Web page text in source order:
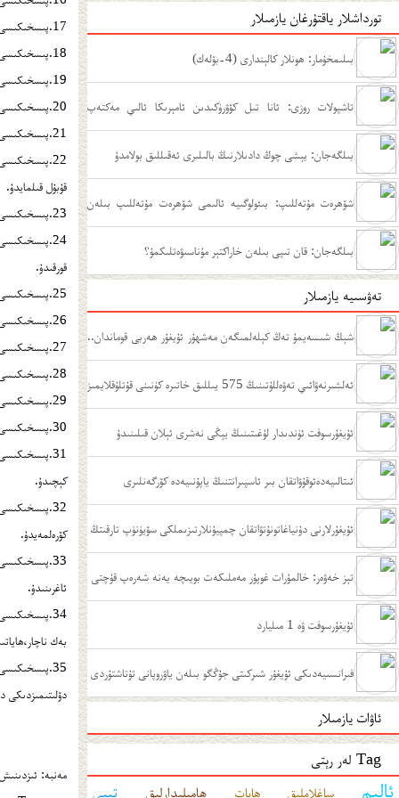
تورداشلار ياقتۇرغان يازمىلار
بىلىمخۇمار: ھونلار كالېندارى (4-بۆلەك)
تاشپولات روزى: ئانا تىل كۆۋرۈكىدىن ئامېرىكا ئالىي مەكتەپ
مۇدىرلىقىغىچەبىلگەجان: يېشى چوڭ دادىلارنىڭ بالىلىرى ئەقىللىق بولامدۇ
شۆھرەت مۇتەللىپ: بىئولوگىيە ئالىمى شۆھرەت مۇتەللىپ بىلەن
سۆھبەت بىلگەجان: قان تىپى بىلەن خاراكتېر مۇناسىۋەتلىكمۇ؟
تەۋسىيە يازمىلار
شېڭ شىسەيمۇ تەڭ كېلەلمىگەن مەشھۇر ئۇيغۇر ھەربى قوماندان..
. ئەلشىرنەۋائىي تەۋەللۇتىنىڭ 575 يىللىق خاتىرە كۈنىنى قۇتلۇقلايمىز
ﺋﯘﻳﻐﯘﺭﺳﻮﻓﺖ ﺋﯜﻧﺪﯨﺪﺍﺭ ﻟﯘﻏﯩﺘﯩﻨﯩﯔ ﻳﯧﯖﻰ ﻧﻪﺷﺮﻯ ﺋﯧﻼﻥ ﻗﯩﻠﯩﻨﯩﺪﯗ
ﺋﯩﺘﺎﻟﯩﻴﻪﺩﻩﺋﻮﻗﯘﯞﺍﺗﻘﺎﻥ ﺑﯩﺮ ﺋﺎﺳﭙﯩﺮﺍﻧﺘﻨﯩﯔ ﻳﺎﭘﯘﻧﯩﻴﻪﺩﻩ ﻛﯚﺭﮔﻪﻧﻠﯩﺮﻯ
ئۇيغۇرلارنى دۇنياغاتونۇتۋاتقان چمپيۇنلارتىزىملكى سۆيۈنۈپ تارقىتڭ
تېز خەۋەر: خالمۇرات غوپۇر مەملىكەت بويىچە يەنە شەرەپ قۇچتى
ئۇيغۇرسوفت ۋە 1 مىليارد
ﻓﯩﺮﺍﻧﺴﯩﻴﻪﺩﯨﻜﻰ ﺋﯘﻳﻐﯘﺭ ﺷﯩﺮﻛﯩﺘﻰ ﺟﯘﯕﮕﻮ ﺑﯩﻠﻪﻥ ﻳﺎﯞﺭﻭﭘﺎﻧﻰ ﺗﯘﺗﺎﺷﺘﯘﺭﺩﻯ
ئاۋات يازمىلار
Tag لەر رېتى
ئالىم ساغلاملىق ھايات ھامىلىدارلىق تىپى
17.پىسخىكىسى ساغلام بولسا،مېھرىبان ۋە ئاقكۆڭۈل بولىدۇ.ئەكسىچە بولسا،ھۇجۇم قىلىش قىلمىشى ئېغىر ھەم باشقىلارغا دۈشمەنلىك نەزىرى بىلەن قارايدۇ.
18.پىسخىكىسى ساغلام بولسا،باشقىلارغا كۆيۈنۈش ۋە باشقىلارنى ئاسىراشنى بىلىدۇ.ئەكسىچە بولسا،باشقىلارغا كۆڭۈل بۆلمەيدۇ،سوغۇق مۇئامىلە قىلىدۇ.
19.پىسخىكىسى ساغلام بولسا،ئىلاستىكىچانلىقى يۇقىرى،يەنى ماسلىشىش چانلىقى يۇقىرى بولىدۇ.ئەكسىچە بولسا،قاتمال،مۇتەئەسسىپ،ئۆزگەرمەس بولىدۇ.
20.پىسخىكىسى ساغلام بولسا،ئۆزىنى مۇداپىيە قىلىش ئېڭى تۆۋەنرەك بولىدۇ.ئەكسىچە بولسا،ئۆزىنى يۇكسەك دەرىجىدە مۇداپىيە قىلىدۇ.
21.پىسخىكىسى ساغلام بولسا،ئۈمىد ئارزۇلىرى ئەمىلىيەتكە ئۇيغۇن مۇۋاپىق بولىدۇ.ئەكسىچە بولسا،ئەمىلىيەتتتىن ھالقىغان،بەك ئاددىي ياكى ھېچقانداق ئۈمىد ئارزۇسى يوق بولىدۇ.
قۇبۇل قىلمايدۇ.
23.پىسخىكىسى ساغلام بولسا،ئۆسۈپ-يىتىلىشىنى ئىلگىرى سۈرىدىغان يېڭى تەجىربىلەرگە خۇشاللىق بىلەن يۈزلىنەلەيدۇ.ئەكسىچە بولسا،يېڭى تەجىربىلەرگە قارشى تۇرىدۇ.
قورقىدۇ.
25.پىسخىكىسى ساغلام بولسا، سالماق ۋە بىمالال يۇرىدۇ.ئەكسىچە بولسا،پاسسىپ ھەم جىددىيلىشىپلا يۈرۈيدۇ.
26.پىسخىكىسى ساغلام بولسا،ئۆزىنى ئۆزگەرتىشنى خالايدۇ.ئەكسىچە بولسا،خالىمايدۇ.
27.پىسخىكىسى ساغلام بولسا،ئۆز ئىقتىدارىنى توغرا،دەل جايىدا ئىپادىلەپ بېرەلەيدۇ.ئەكسىچە بولسا،ئۆزىنى ئاجىز،ئوڭايلا زەربىگە ئۇچىرايدىغاندەك كۆرسىتىدۇ.
28.پىسخىكىسى ساغلام بولسا،ئۆز ھەرىكىتىگە مەسئۇل بولىدۇ.ئەكسىچە بولسا،ياردەمسىز قالدىم،دەپ قارايدۇ ياكى ئۆزىنى ئەيىبلەپ مەسئۇلىيەتتىن قاچماقچى بولىدۇ.
29.پىسخىكىسى ساغلام بولسا،ئۆزىگە مۇۋاپىق كۈرەش نىشانى بېكىتەلەيدۇ.ئەكسىچە بولسا،بۇنداق كىشىلەرنىڭ يېرىمى دېگۈدەك توغرا ۋە ئېنىق نىشانى بولمايدۇ.
30.پىسخىكىسى ساغلام بولسا،مۇستەققىل ۋە ئۆز-ئۆزىگە خوجا بولالايدۇ.ئەكسىچە بولسا،باشقىلارغا تايىنىۋالىدۇ.
كېچىدۇ.
كۆرەلمەيدۇ.
ئاغرىنىدۇ.
بەك
35.پىسخىكىسى ساغلام بولسا،ھازىرى ۋە كەلگۈسى ئۈچۈن يۆلىنىش بېكىتىۋالىدۇ.ئەكسىچە بولسا،بۇرۇنقى كەچۈرمىش ۋە كەلگۈسى ئارزۇ-ئۈمىدكە نىسبەتەن تەتۈر پوزىتسىيىدە بولىدۇ.
مەنبە: